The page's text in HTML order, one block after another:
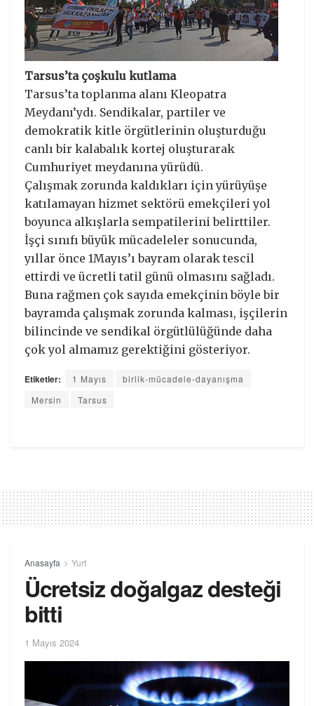
Tarsus’ta çoşkulu kutlama
Tarsus’ta toplanma alanı Kleopatra
Meydanı’ydı. Sendikalar, partiler ve
demokratik kitle örgütlerinin oluşturduğu
canlı bir kalabalık kortej oluşturarak
Cumhuriyet meydanına yürüdü.
Çalışmak zorunda kaldıkları için yürüyüşe
katılamayan hizmet sektörü emekçileri yol
boyunca alkışlarla sempatilerini belirttiler.
İşçi sınıfı büyük mücadeleler sonucunda,
yıllar önce 1Mayıs’ı bayram olarak tescil
ettirdi ve ücretli tatil günü olmasını sağladı.
Buna rağmen çok sayıda emekçinin böyle bir
bayramda çalışmak zorunda kalması, işçilerin
bilincinde ve sendikal örgütlülüğünde daha
çok yol almamız gerektiğini gösteriyor.
Etiketler: 1 Mayıs
birlik-mücadele-dayanışma
Mersin
Tarsus
Anasayfa Yurt
Ücretsiz doğalgaz desteği
bitti
1 Mayıs 2024